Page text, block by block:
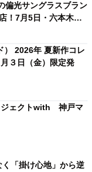
偏光サングラスブラン
！7月5日・六本木ヒ
） 2026年 夏新作コレ
３日（金）限定発
ジェクトwith 神戸マ
「掛け心地」から逆